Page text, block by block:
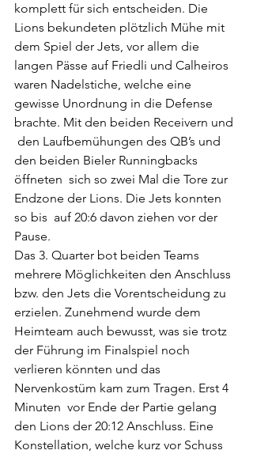
komplett für sich entscheiden. Die
Lions bekundeten plötzlich Mühe mit
dem Spiel der Jets, vor allem die
langen Pässe auf Friedli und Calheiros
waren Nadelstiche, welche eine
gewisse Unordnung in die Defense
brachte. Mit den beiden Receivern und
den Laufbemühungen des QB’s und
den beiden Bieler Runningbacks
öffneten  sich so zwei Mal die Tore zur
Endzone der Lions. Die Jets konnten
so bis  auf 20:6 davon ziehen vor der
Pause.
Das 3. Quarter bot beiden Teams
mehrere Möglichkeiten den Anschluss
bzw. den Jets die Vorentscheidung zu
erzielen. Zunehmend wurde dem
Heimteam auch bewusst, was sie trotz
der Führung im Finalspiel noch
verlieren könnten und das
Nervenkostüm kam zum Tragen. Erst 4
Minuten  vor Ende der Partie gelang
den Lions der 20:12 Anschluss. Eine
Konstellation, welche kurz vor Schuss